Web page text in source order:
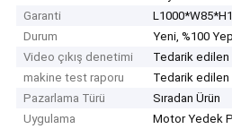
Garanti
Durum
Yeni, %100
Video çıkış denetimi
Tedarik edilen
makine test raporu
Tedarik edilen
Pazarlama Türü
Sıradan Ürün
Uygulama
Motor Yedek